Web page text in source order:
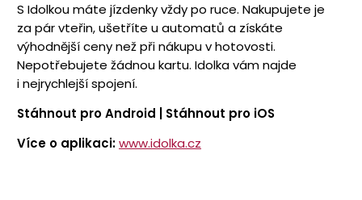
S Idolkou máte jízdenky vždy po ruce. Nakupujete je
za pár vteřin, ušetříte u automatů a získáte
výhodnější ceny než při nákupu v hotovosti.
Nepotřebujete žádnou kartu. Idolka vám najde
i nejrychlejší spojení.
Stáhnout pro Android | Stáhnout pro iOS
Více o aplikaci:www.idolka.cz